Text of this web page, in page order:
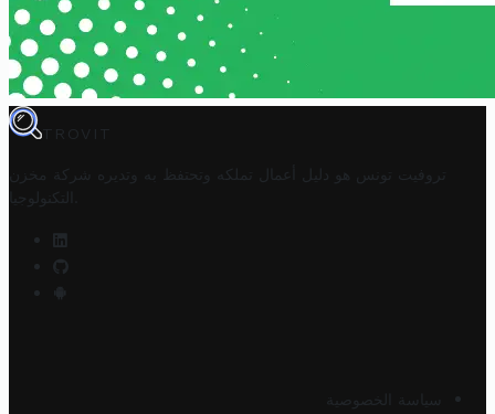
TROVIT
تروفيت تونس هو دليل أعمال تملكه وتحتفظ به وتديره
شركة مخزن
التكنولوجيا
سياسة الخصوصية